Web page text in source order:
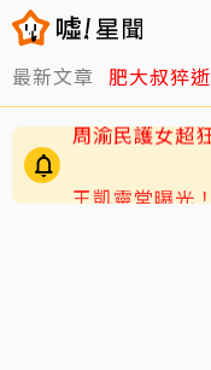
最新文章 肥大叔猝逝
王凱靈堂曝光